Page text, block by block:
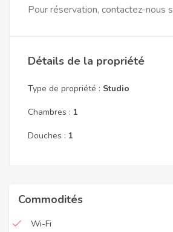
Pour réservation, contactez-nous
Détails de la propriété
Type de propriété : Studio
Chambres : 1
Douches : 1
Commodités
Wi-Fi